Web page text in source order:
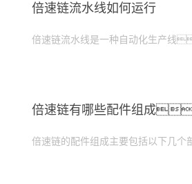
倍速链流水线如何运行
倍速链流水线是一种自动化生产线
倍速链有哪些配件组成
倍速链的配件组成主要包括以下几